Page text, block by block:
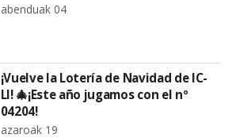
abenduak 04
¡Vuelve la Lotería de Navidad de IC-
LI! 🎄¡Este año jugamos con el nº
04204!
azaroak 19